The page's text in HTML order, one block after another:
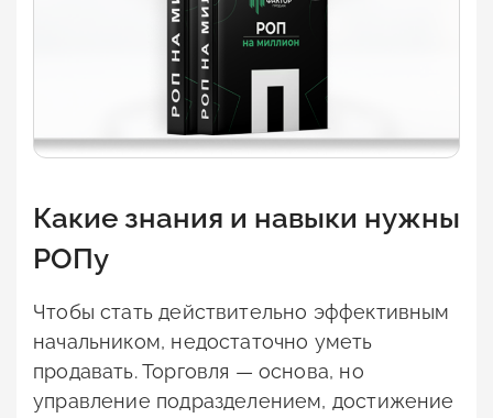
Какие знания и навыки нужны
РОПу
Чтобы стать действительно эффективным
начальником, недостаточно уметь
продавать. Торговля — основа, но
управление подразделением, достижение